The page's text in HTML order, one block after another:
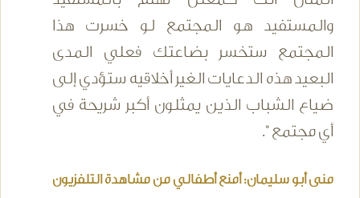
والمستفيد هو المجتمع لو خسرت هذا
المجتمع ستخسر بضاعتك فعلي المدى
البعيد هذه الدعايات الغير أخلاقيه ستؤدي إلى
ضياع الشباب الذين يمثلون أكبر شريحة في
أي مجتمع ".
منى أبو سليمان: أمنع أطفالي من مشاهدة التلفزيون